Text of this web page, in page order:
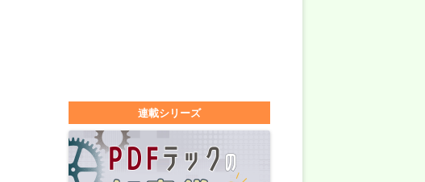
連載シリーズ